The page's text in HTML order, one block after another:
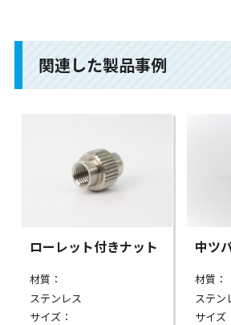
関連した製品事例
ローレット付きナット
材質：
ステンレス
サイズ：
中ツ
材質：
ステン
サイズ